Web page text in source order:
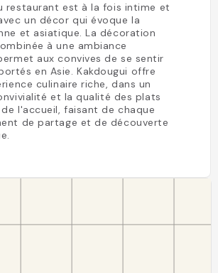
restaurant est à la fois intime et
un décor qui évoque la
et asiatique. La décoration
à une ambiance
aux convives de se sentir
en Asie. Kakdougui offre
culinaire riche, dans un
et la qualité des plats
l'accueil, faisant de chaque
de partage et de découverte